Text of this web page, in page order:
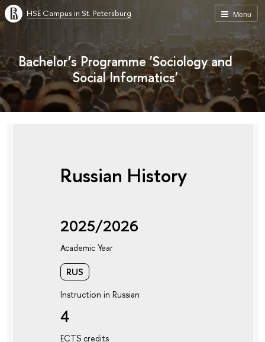
Menu
HSE Campus in St. Petersburg
Bachelor’s Programme 'Sociology and
Social Informatics'
Russian History
2025/2026
Academic Year
RUS
Instruction in Russian
4
ECTS credits